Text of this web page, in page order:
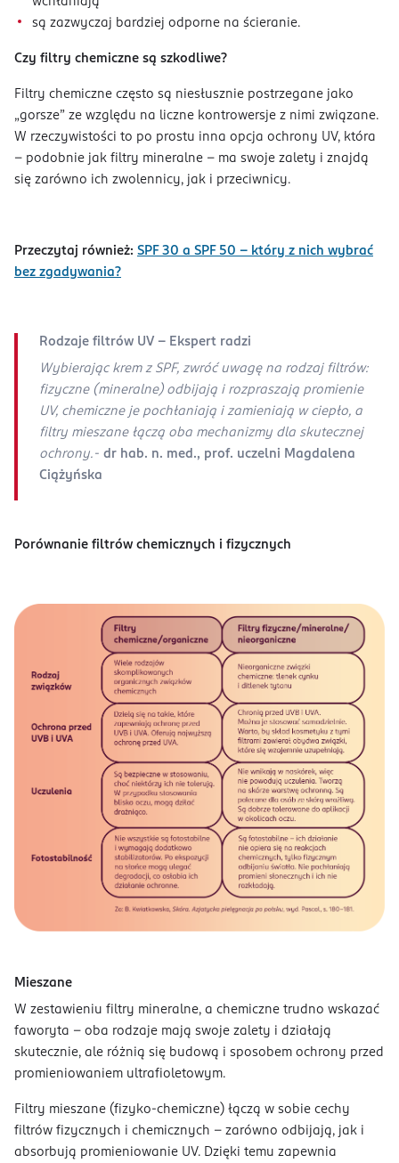
są zazwyczaj bardziej odporne na ścieranie.
Czy filtry chemiczne są szkodliwe?
Filtry chemiczne często są niesłusznie postrzegane jako
„gorsze” ze względu na liczne kontrowersje z nimi związane.
W rzeczywistości to po prostu inna opcja ochrony UV, która
– podobnie jak filtry mineralne – ma swoje zalety i znajdą
się zarówno ich zwolennicy, jak i przeciwnicy.
Przeczytaj również: SPF 30 a SPF 50 – który z nich wybrać
bez zgadywania?
Rodzaje filtrów UV - Ekspert radzi
Wybierając krem z SPF, zwróć uwagę na rodzaj filtrów:
fizyczne (mineralne) odbijają i rozpraszają promienie
UV, chemiczne je pochłaniają i zamieniają w ciepło, a
filtry mieszane łączą oba mechanizmy dla skutecznej
ochrony. - dr hab. n. med., prof. uczelni Magdalena
Ciążyńska
Porównanie filtrów chemicznych i fizycznych
Mieszane
W zestawieniu filtry mineralne, a chemiczne trudno wskazać
faworyta - oba rodzaje mają swoje zalety i działają
skutecznie, ale różnią się budową i sposobem ochrony przed
promieniowaniem ultrafioletowym.
Filtry mieszane (fizyko-chemiczne) łączą w sobie cechy
filtrów fizycznych i chemicznych – zarówno odbijają, jak i
absorbują promieniowanie UV. Dzięki temu zapewnia